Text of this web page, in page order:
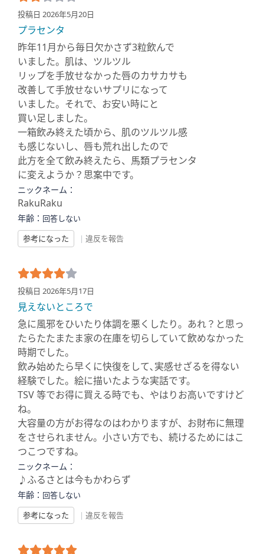
投稿日 2026年5月20日
プラセンタ
昨年11月から毎日欠かさず3粒飲んで
いました。肌は、ツルツル
リップを手放せなかった唇のカサカサも
改善して手放せないサプリになって
いました。それで、お安い時にと
買い足しました。
一箱飲み終えた頃から、肌のツルツル感
も感じないし、唇も荒れ出したので
此方を全て飲み終えたら、馬類プラセンタ
に変えようか？思案中です。
ニックネーム：
RakuRaku
年齢： 回答しない
参考になった
| 違反を報告
投稿日 2026年5月17日
見えないところで
急に風邪をひいたり体調を悪くしたり。あれ？と思っ
たらたたまたま家の在庫を切らしていて飲めなかった
時期でした。
飲み始めたら早くに快復をして､実感せざるを得ない
経験でした。絵に描いたような実話です。
TSV 等でお得に買える時でも、やはりお高いですけど
ね。
大容量の方がお得なのはわかりますが、お財布に無理
をさせられません。小さい方でも、続けるためにはこ
つこつですね。
ニックネーム：
♪ふるさとは今もかわらず
年齢： 回答しない
参考になった
| 違反を報告